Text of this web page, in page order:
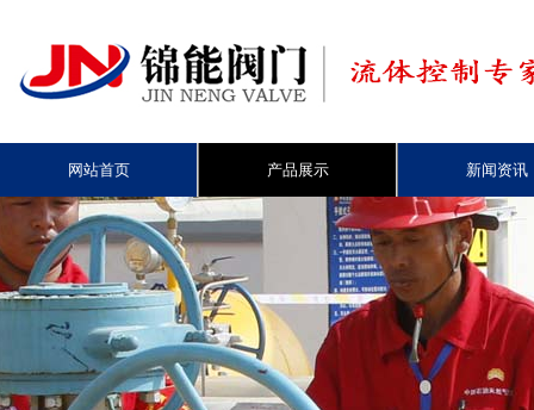
网站首页 产品展示 新闻资讯